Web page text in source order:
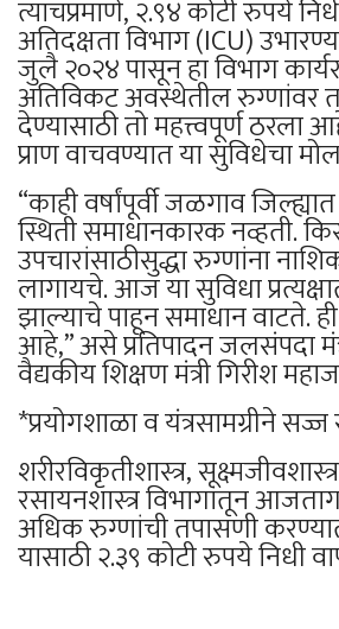
त्याचप्रमाणे, २.९४ कोटी रुपये
अतिदक्षता विभाग (ICU)
जुलै २०२४ पासून हा विभाग
अतिविकट अवस्थेतील रुग्णांवर
देण्यासाठी तो महत्त्वपूर्ण
प्राण वाचवण्यात या सुविधेचा
“काही वर्षांपूर्वी जळगाव
स्थिती समाधानकारक नव्हती.
उपचारांसाठीसुद्धा रुग्णांना
लागायचे. आज या सुविधा
झाल्याचे पाहून समाधान वाटते.
आहे,” असे प्रतिपादन जलसंपदा
वैद्यकीय शिक्षण मंत्री गिरीश
*प्रयोगशाळा व यंत्रसामग्रीने
शरीरविकृतीशास्त्र,
रसायनशास्त्र विभागांतून
अधिक रुग्णांची तपासणी
यासाठी २.३९ कोटी रुपये निधी